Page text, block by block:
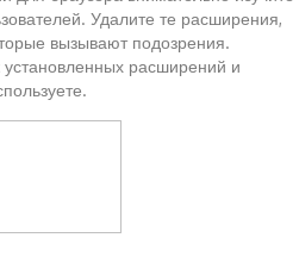
Удалите те расширения,
вызывают подозрения.
установленных расширений и